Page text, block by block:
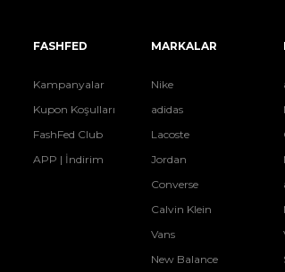
FASHFED
Kampanyalar
Kupon Koşulları
FashFed Club
APP | İndirim
MARKALAR
Nike
adidas
Lacoste
Jordan
Converse
Calvin Klein
Vans
New Balance